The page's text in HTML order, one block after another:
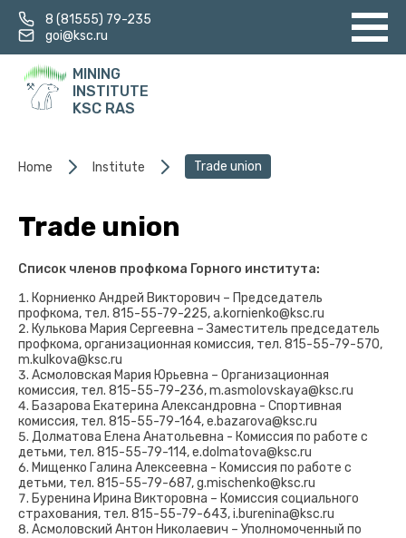
8 (81555) 79-235
goi@ksc.ru
MINING
INSTITUTE
KSC RAS
Home Institute Trade union
Trade union
Список членов профкома Горного института:
Корниенко Андрей Викторович – Председатель
профкома, тел. 815-55-79-225, a.kornienko@ksc.ru
Кулькова Мария Сергеевна – Заместитель председатель
профкома, организационная комиссия, тел. 815-55-79-570,
m.kulkova@ksc.ru
Асмоловская Мария Юрьевна – Организационная
комиссия, тел. 815-55-79-236, m.asmolovskaya@ksc.ru
Базарова Екатерина Александровна - Спортивная
комиссия, тел. 815-55-79-164, e.bazarova@ksc.ru
Долматова Елена Анатольевна - Комиссия по работе с
детьми, тел. 815-55-79-114, e.dolmatova@ksc.ru
Мищенко Галина Алексеевна - Комиссия по работе с
детьми, тел. 815-55-79-687, g.mischenko@ksc.ru
Буренина Ирина Викторовна – Комиссия социального
страхования, тел. 815-55-79-643, i.burenina@ksc.ru
Асмоловский Антон Николаевич – Уполномоченный по